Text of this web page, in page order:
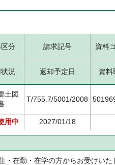
分 請求記号 資料
況 返却予定日 資料
土図
T/755.7/5001/2008
用中 2027/01/18
・在勤・在学の方からお受けいた